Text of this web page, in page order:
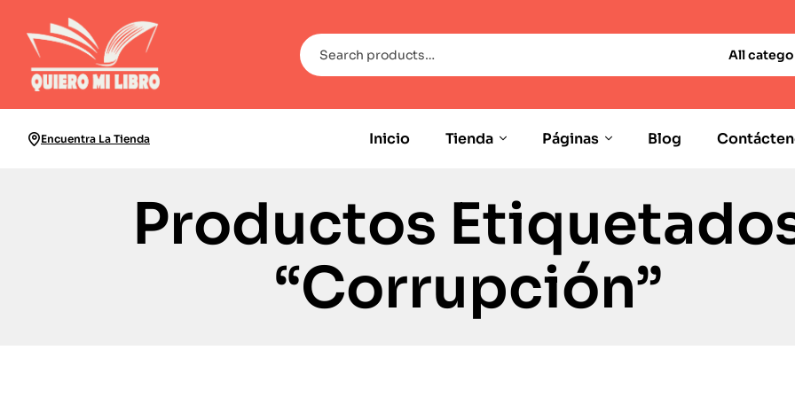
All
Encuentra La Tienda Inicio Tienda Páginas Blog
Productos
“Corrupción”